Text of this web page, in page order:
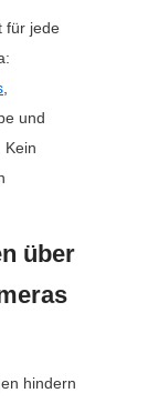
für jede
,
und
Kein
über
hindern